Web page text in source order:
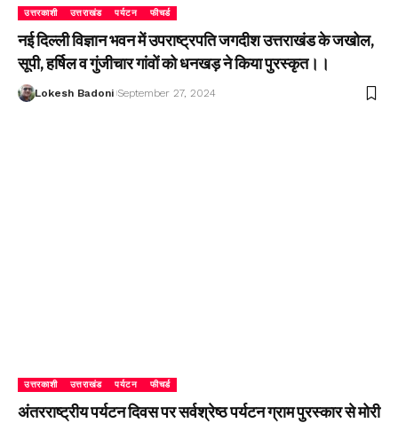
उत्तरकाशी उत्तराखंड पर्यटन फीचर्ड
नई दिल्ली विज्ञान भवन में उपराष्ट्रपति जगदीश उत्तराखंड के जखोल,
सूपी, हर्षिल व गुंजीचार गांवों को धनखड़ ने किया पुरस्कृत।।
Lokesh Badoni September 27, 2024
उत्तरकाशी उत्तराखंड पर्यटन फीचर्ड
अंतरराष्ट्रीय पर्यटन दिवस पर सर्वश्रेष्ठ पर्यटन ग्राम पुरस्कार से मोरी